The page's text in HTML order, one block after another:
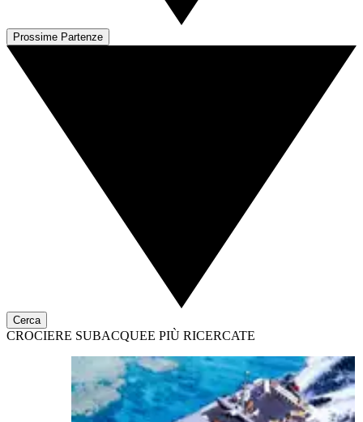
Prossime Partenze
Cerca
CROCIERE SUBACQUEE PIÙ RICERCATE